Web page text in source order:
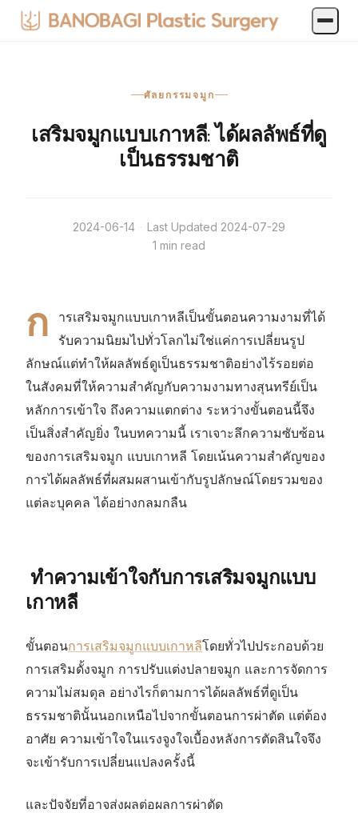
ศัลยกรรมจมูก
เสริมจมูกแบบเกาหลี: ได้ผลลัพธ์ที่ดู
เป็นธรรมชาติ
2024-06-14 Last Updated 2024-07-29
1 min read
ก
ารเสริมจมูกแบบเกาหลีเป็นขั้นตอนความงามที่ได้
รับความนิยมไปทั่วโลกไม่ใช่แค่การเปลี่ยนรูป
ลักษณ์แต่ทำให้ผลลัพธ์ดูเป็นธรรมชาติอย่างไร้รอยต่อ
ในสังคมที่ให้ความสำคัญกับความงามทางสุนทรีย์เป็น
หลักการเข้าใจ ถึงความแตกต่าง ระหว่างขั้นตอนนี้จึง
เป็นสิ่งสำคัญยิ่ง ในบทความนี้ เราเจาะลึกความซับซ้อน
ของการเสริมจมูก แบบเกาหลี โดยเน้นความสำคัญของ
การได้ผลลัพธ์ที่ผสมผสานเข้ากับรูปลักษณ์โดยรวมของ
แต่ละบุคคล ได้อย่างกลมกลืน
ทำความเข้าใจกับการเสริมจมูกแบบ
เกาหลี
ขั้นตอนการเสริมจมูกแบบเกาหลีโดยทั่วไปประกอบด้วย
การเสริมดั้งจมูก การปรับแต่งปลายจมูก และการจัดการ
ความไม่สมดุล อย่างไรก็ตามการได้ผลลัพธ์ที่ดูเป็น
ธรรมชาตินั้นนอกเหนือไปจากขั้นตอนการผ่าตัด แต่ต้อง
อาศัย ความเข้าใจในแรงจูงใจเบื้องหลังการตัดสินใจจึง
จะเข้ารับการเปลี่ยนแปลงครั้งนี้
และปัจจัยที่อาจส่งผลต่อผลการผ่าตัด